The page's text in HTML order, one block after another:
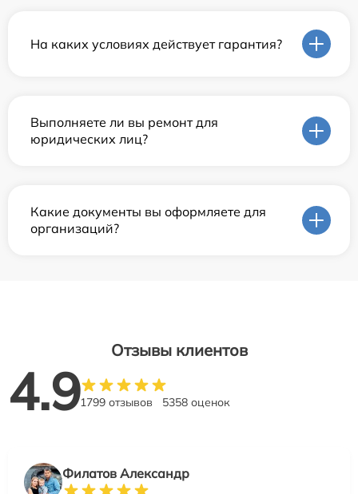
На каких условиях действует гарантия?
Выполняете ли вы ремонт для
юридических лиц?
Какие документы вы оформляете для
организаций?
Отзывы клиентов
4.91799 отзывов 5358 оценок
Филатов Александр